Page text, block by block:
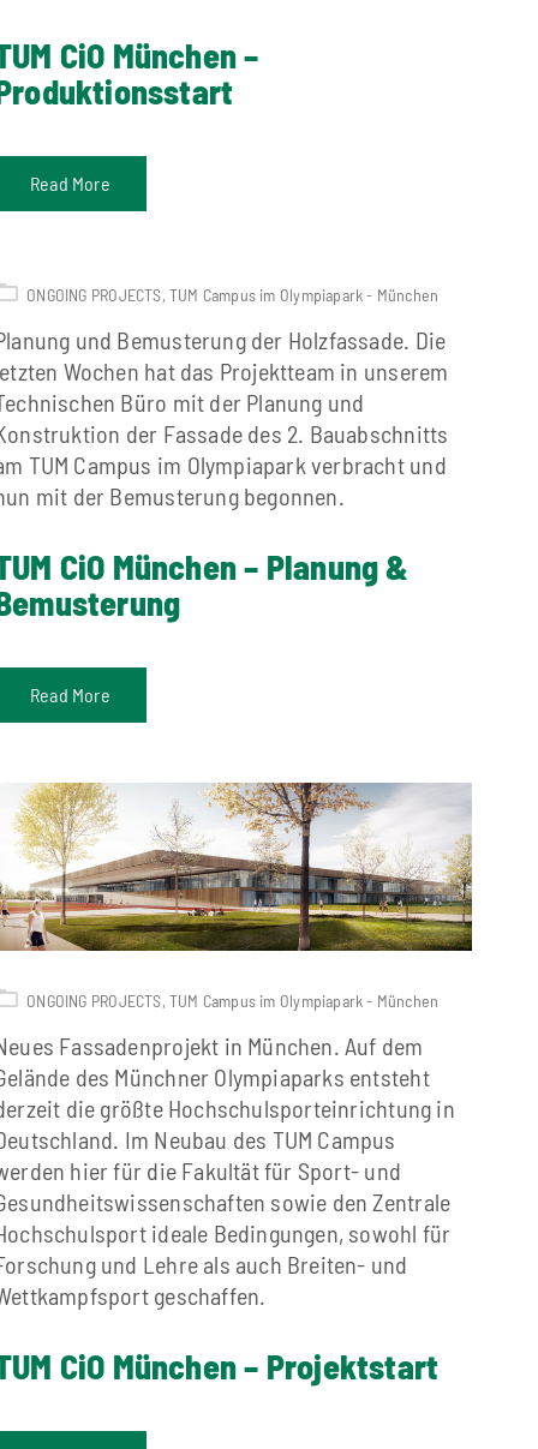
CiO München –
Read More
ONGOING PROJECTS, TUM Campus im Olympiapark - München
und Bemusterung der Holzfassade. Die
Wochen hat das Projektteam in unserem
Büro mit der Planung und
der Fassade des 2. Bauabschnitts
TUM Campus im Olympiapark verbracht und
mit der Bemusterung begonnen.
CiO München – Planung &
Read More
ONGOING PROJECTS, TUM Campus im Olympiapark - München
Fassadenprojekt in München. Auf dem
des Münchner Olympiaparks entsteht
die größte Hochschulsporteinrichtung in
Im Neubau des TUM Campus
hier für die Fakultät für Sport- und
sowie den Zentrale
ideale Bedingungen, sowohl für
und Lehre als auch Breiten- und
geschaffen.
CiO München – Projektstart